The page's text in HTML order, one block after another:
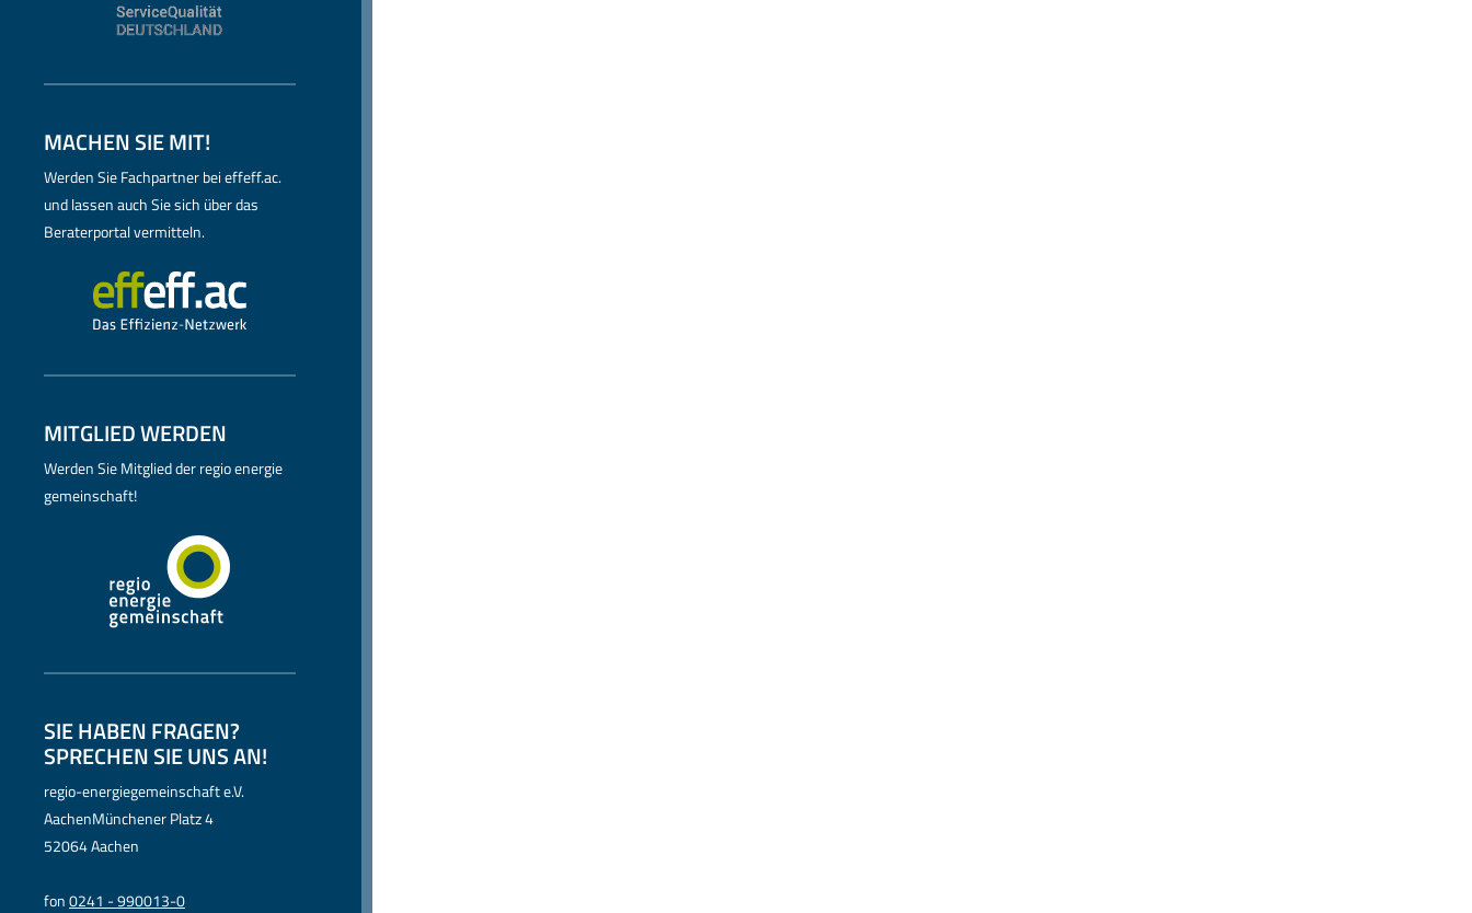
MACHEN SIE MIT!
Werden Sie Fachpartner bei effeff.ac.
und lassen auch Sie sich über das
Beraterportal vermitteln.
MITGLIED WERDEN
Werden Sie Mitglied der regio energie
gemeinschaft!
SIE HABEN FRAGEN?
SPRECHEN SIE UNS AN!
regio-energiegemeinschaft e.V.
AachenMünchener Platz 4
52064 Aachen
fon0241 - 990013-0